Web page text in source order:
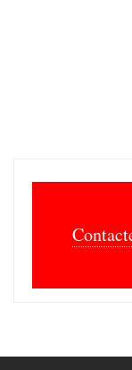
Covoiturage
Evénementiel
Autres services